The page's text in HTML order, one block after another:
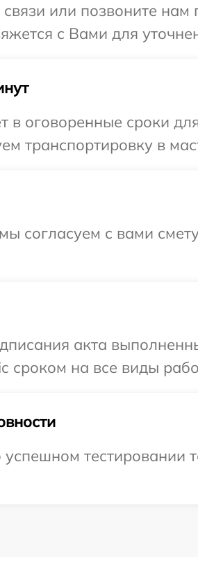
или позвоните нам
с Вами для
оговоренные сроки
транспортировку в
согласуем с вами
акта
сроком на все виды
тестировании